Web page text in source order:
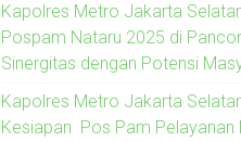
Kapolres Metro Jakarta
Pospam Nataru 2025 di
Sinergitas dengan Potensi
Kapolres Metro Jakarta
Kesiapan Pos Pam Pelayanan